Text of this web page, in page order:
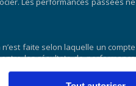
faite selon laquelle un compte
les résultats de performance
hypothétiques est qu’ils sont
hypothétique ne peut